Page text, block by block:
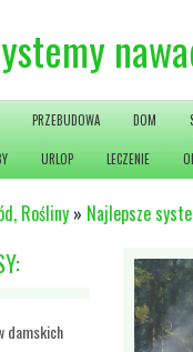
PRZEBUDOWA DOM
URLOP LECZENIE
Rośliny » Najlepsze
damskich